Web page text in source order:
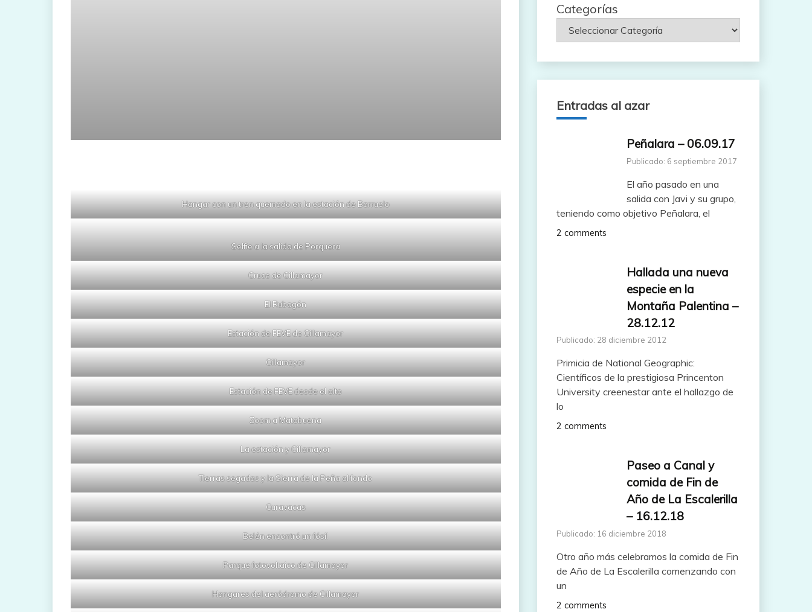
Hangar con un tren quemado en la estación de Barruelo
Selfie a la salida de Porquera
Cruce de Cillamayor
El Rubagón
Estación de FEVE de Cillamayor
Cillamayor
Estación de FEVE desde el alto
Zoom a Matabuena
La estación y Cillamayor
Tierras segadas y la Sierra de la Peña al fondo
Curavacas
Belén encontró un fósil
Parque fotovoltaico de Cillamayor
Hangares del aeródromo de Cillamayor
Categorías
Entradas al azar
Peñalara – 06.09.17
Publicado: 6 septiembre 2017
El año pasado en una
salida con Javi y su grupo,
teniendo como objetivo Peñalara, el
2 comments
Hallada una nueva
especie en la
Montaña Palentina –
28.12.12
Publicado: 28 diciembre 2012
Primicia de National Geographic:
Científicos de la prestigiosa Princenton
University creenestar ante el hallazgo de
lo
2 comments
Paseo a Canal y
comida de Fin de
Año de La Escalerilla
– 16.12.18
Publicado: 16 diciembre 2018
Otro año más celebramos la comida de Fin
de Año de La Escalerilla comenzando con
un
2 comments